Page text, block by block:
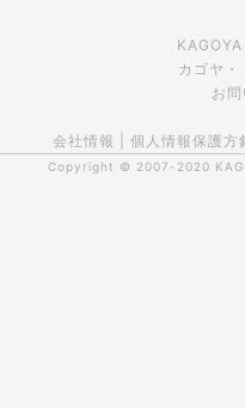
カゴヤ・
お
会社情報 個人情報保護方
Copyright © 2007-2020